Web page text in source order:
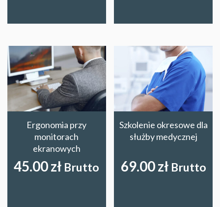
Ergonomia przy
monitorach
ekranowych
45.00zł Brutto
Szkolenie okresowe dla
służby medycznej
69.00zł Brutto